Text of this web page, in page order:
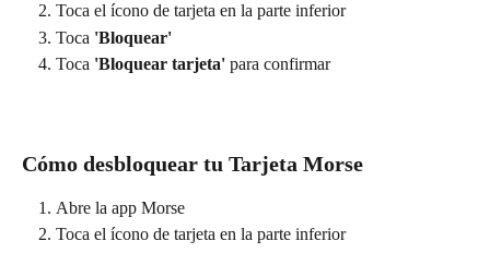
Toca el ícono de tarjeta en la parte inferior
Toca 'Bloquear'
Toca 'Bloquear tarjeta' para confirmar
Cómo desbloquear tu Tarjeta Morse
Abre la app Morse
Toca el ícono de tarjeta en la parte inferior